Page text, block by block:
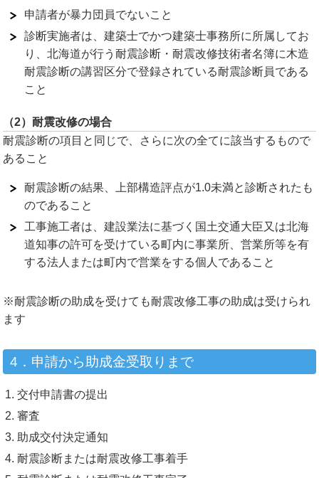
申請者が暴力団員でないこと
診断実施者は、建築士でかつ建築士事務所に所属してお
り、北海道が行う耐震診断・耐震改修技術者名簿に木造
耐震診断の講習区分で登録されている耐震診断員である
こと
（2）耐震改修の場合
耐震診断の項目と同じで、さらに次の全てに該当するもので
あること
耐震診断の結果、上部構造評点が1.0未満と診断されたも
のであること
工事施工者は、建設業法に基づく国土交通大臣又は北海
道知事の許可を受けている町内に事業所、営業所等を有
する法人または町内で営業をする個人であること
※耐震診断の助成を受けても耐震改修工事の助成は受けられ
ます
4．申請から助成金受取りまで
交付申請書の提出
審査
助成交付決定通知
耐震診断または耐震改修工事着手